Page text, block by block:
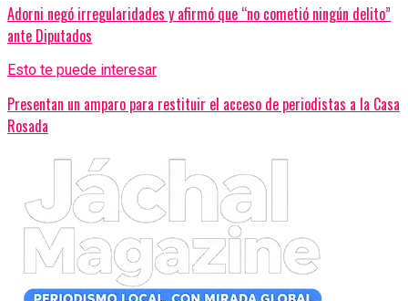
Adorni negó irregularidades y afirmó que “no cometió ningún delito”
ante Diputados
Esto te puede interesar
Presentan un amparo para restituir el acceso de periodistas a la Casa
Rosada